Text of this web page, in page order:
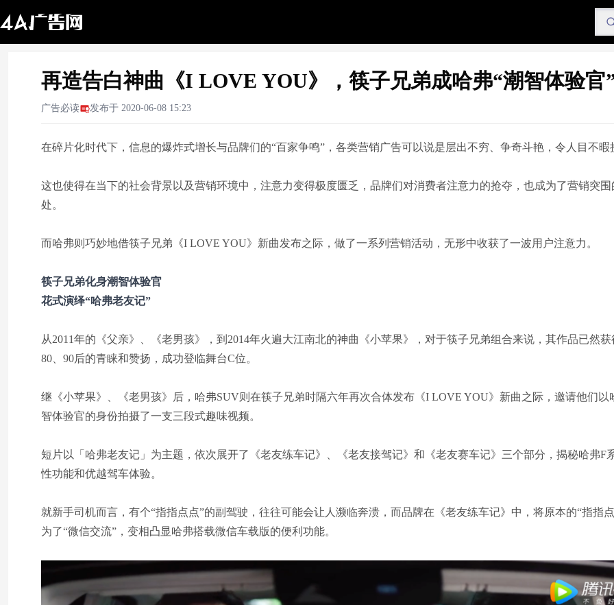
再造告白神曲《I LOVE YOU》，筷子兄弟成哈弗“潮智体验官
广告必读 发布于 2020-06-08 15:23
在碎片化时代下，信息的爆炸式增长与品牌们的“百家争鸣”，各类营销广告可以说是层出不穷、争奇斗艳，令人目不暇
这也使得在当下的社会背景以及营销环境中，注意力变得极度匮乏，品牌们对消费者注意力的抢夺，也成为了营销突围
处。
而哈弗则巧妙地借筷子兄弟《I LOVE YOU》新曲发布之际，做了一系列营销活动，无形中收获了一波用户注意力。
筷子兄弟化身潮智体验官
花式演绎“哈弗老友记”
从2011年的《父亲》、《老男孩》，到2014年火遍大江南北的神曲《小苹果》，对于筷子兄弟组合来说，其作品已然
80、90后的青睐和赞扬，成功登临舞台C位。
继《小苹果》、《老男孩》后，哈弗SUV则在筷子兄弟时隔六年再次合体发布《I LOVE YOU》新曲之际，邀请他们以
智体验官的身份拍摄了一支三段式趣味视频。
短片以「哈弗老友记」为主题，依次展开了《老友练车记》、《老友接驾记》和《老友赛车记》三个部分，揭秘哈弗F
性功能和优越驾车体验。
就新手司机而言，有个“指指点点”的副驾驶，往往可能会让人濒临奔溃，而品牌在《老友练车记》中，将原本的“指指
为了“微信交流”，变相凸显哈弗搭载微信车载版的便利功能。